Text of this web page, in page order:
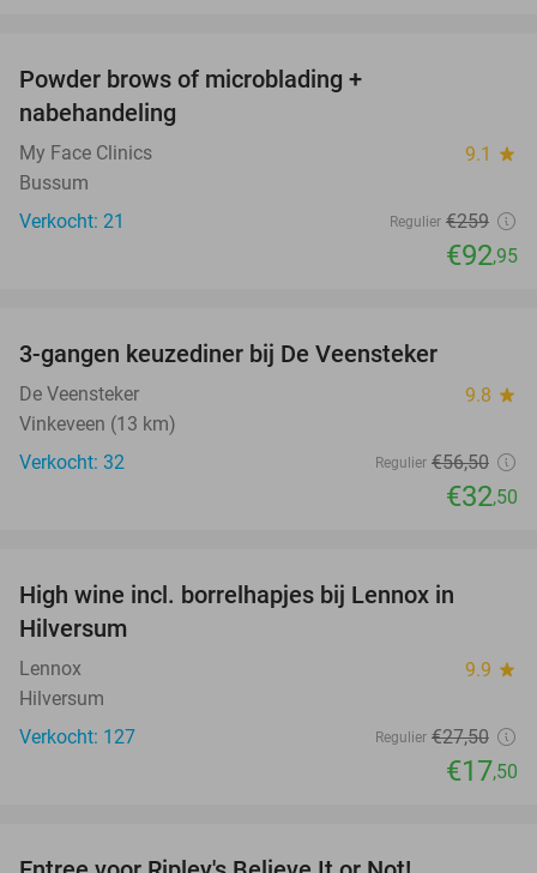
Powder brows of microblading +
nabehandeling
My Face Clinics 9.1 star
Bussum
Verkocht: 21
Regulier €259
€92,95
3-gangen keuzediner bij De Veensteker
De Veensteker 9.8 star
Vinkeveen (13 km)
Verkocht: 32
Regulier €56,50
€32,50
High wine incl. borrelhapjes bij Lennox in
Hilversum
Lennox 9.9 star
Hilversum
Verkocht: 127
Regulier €27,50
€17,50